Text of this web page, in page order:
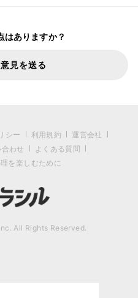
はありますか？
見を送る
シー 利用規約
運営会社
わせ
よくある質問
を楽しむために
All Rights Reserved.